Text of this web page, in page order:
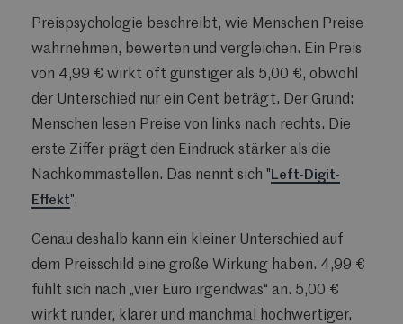
Preispsychologie beschreibt, wie Menschen Preise
wahrnehmen, bewerten und vergleichen. Ein Preis
von 4,99 € wirkt oft günstiger als 5,00 €, obwohl
der Unterschied nur ein Cent beträgt. Der Grund:
Menschen lesen Preise von links nach rechts. Die
erste Ziffer prägt den Eindruck stärker als die
Nachkommastellen. Das nennt sich " Left-Digit-
Effekt".
Genau deshalb kann ein kleiner Unterschied auf
dem Preisschild eine große Wirkung haben. 4,99 €
fühlt sich nach „vier Euro irgendwas“ an. 5,00 €
wirkt runder, klarer und manchmal hochwertiger.